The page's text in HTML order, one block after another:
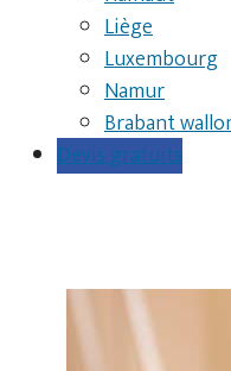
Liège
Luxembourg
Namur
Brabant
Devis gratuits